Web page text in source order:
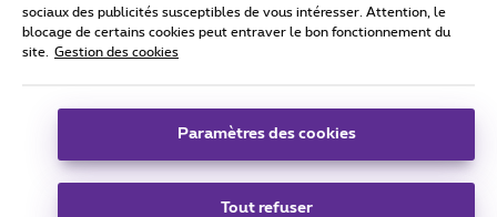
Tous droits réservés. © 2026 Proximus
Conditions générales, info consommateur
Coordonnées de l’entreprise
Boulevard du Roi Albert II 27 - B-1030 Bruxelles.
sociaux des publicités susceptibles de vous intéresser. Attention, le
blocage de certains cookies peut entraver le bon fonctionnement du
site.
Gestion des cookies
Paramètres des cookies
Tout refuser